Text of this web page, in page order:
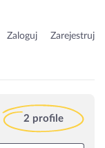
Zaloguj Zarejestruj
2 profile